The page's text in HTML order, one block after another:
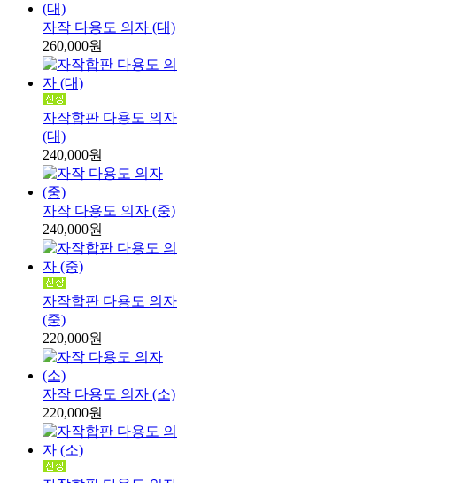
자작 다용도 의자 (대)
260,000원
자작합판 다용도 의자
(대)
240,000원
자작 다용도 의자 (중)
240,000원
자작합판 다용도 의자
(중)
220,000원
자작 다용도 의자 (소)
220,000원